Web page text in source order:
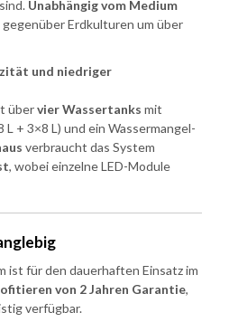
Unabhängig vom Medium
Erdkulturen um über
und niedriger
übervier Wassertanks mit
+ 3×8 L) und ein Wassermangel-
verbraucht das System
, wobei einzelne LED-Module
ist für den dauerhaften Einsatz im
von 2 Jahren Garantie,
verfügbar.